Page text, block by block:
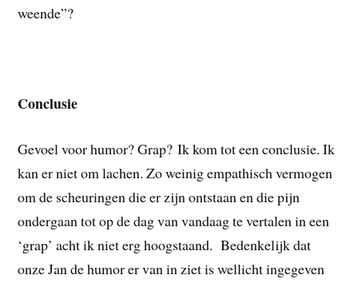
weende”?
Conclusie
Gevoel voor humor? Grap? Ik kom tot een conclusie. Ik
kan er niet om lachen. Zo weinig empathisch vermogen
om de scheuringen die er zijn ontstaan en die pijn
ondergaan tot op de dag van vandaag te vertalen in een
‘grap’ acht ik niet erg hoogstaand. Bedenkelijk dat
onze Jan de humor er van in ziet is wellicht ingegeven